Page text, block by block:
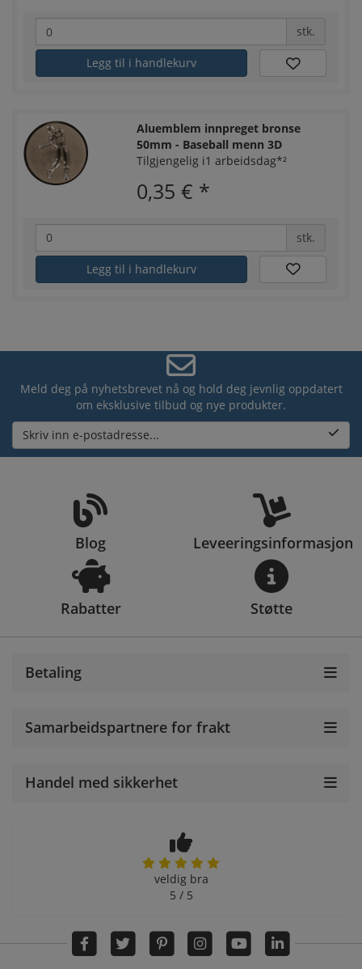
stk.
Legg til i handlekurv
Aluemblem innpreget bronse
50mm - Baseball menn 3D
Tilgjengelig i1 arbeidsdag*²
0,35 € *
stk.
Legg til i handlekurv
Meld deg på nyhetsbrevet nå og hold deg jevnlig oppdatert
om eksklusive tilbud og nye produkter.
Skriv inn e-postadresse...
Blog Leveeringsinformasjon
Rabatter Støtte
Betaling
Samarbeidspartnere for frakt
Handel med sikkerhet
veldig bra
5 / 5